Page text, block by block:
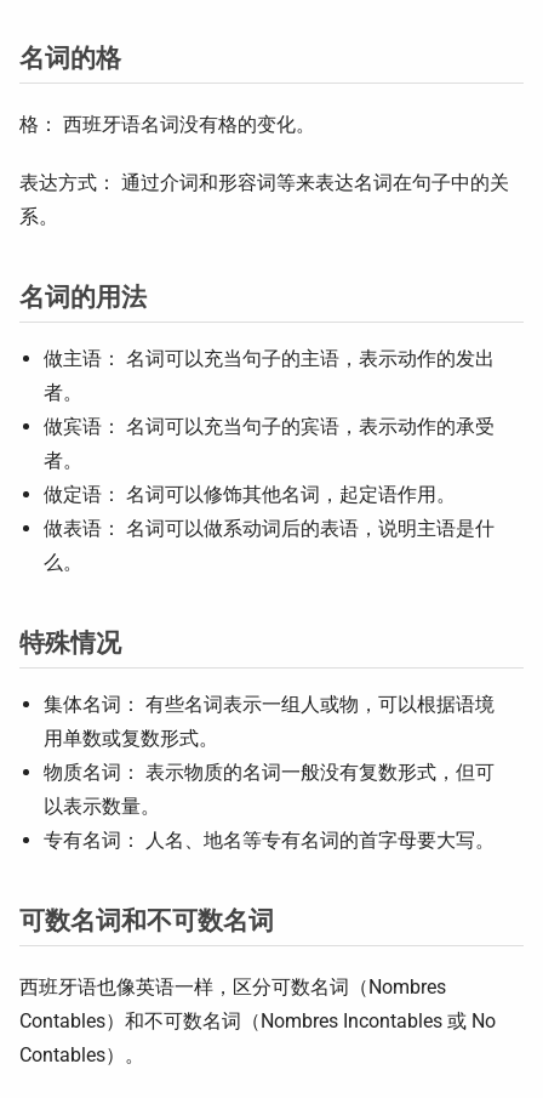
名词的格
格： 西班牙语名词没有格的变化。
表达方式： 通过介词和形容词等来表达名词在句子中的关
系。
名词的用法
做主语： 名词可以充当句子的主语，表示动作的发出
者。
做宾语： 名词可以充当句子的宾语，表示动作的承受
者。
做定语： 名词可以修饰其他名词，起定语作用。
做表语： 名词可以做系动词后的表语，说明主语是什
么。
特殊情况
集体名词： 有些名词表示一组人或物，可以根据语境
用单数或复数形式。
物质名词： 表示物质的名词一般没有复数形式，但可
以表示数量。
专有名词： 人名、地名等专有名词的首字母要大写。
可数名词和不可数名词
西班牙语也像英语一样，区分可数名词（Nombres
Contables）和不可数名词（Nombres Incontables 或 No
Contables）。